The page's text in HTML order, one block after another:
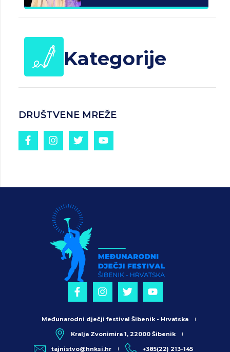
Kategorije
DRUŠTVENE MREŽE
Međunarodni dječji festival Šibenik - Hrvatska
Kralja Zvonimira 1, 22000 Šibenik
tajnistvo@hnksi.hr +385(22) 213-145